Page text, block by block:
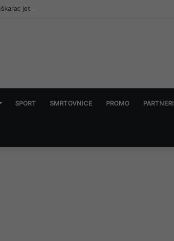
jet skijem ometao avione koji su gasili požar
SPORT SMRTOVNICE PROMO PARTNERI